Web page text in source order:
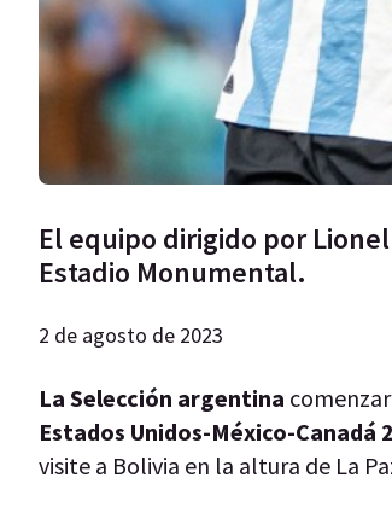
El equipo dirigido por
Estadio Monumental.
2 de agosto de 2023
La Selección argentina
Estados Unidos-México-Canadá
visite a Bolivia en la altura de La